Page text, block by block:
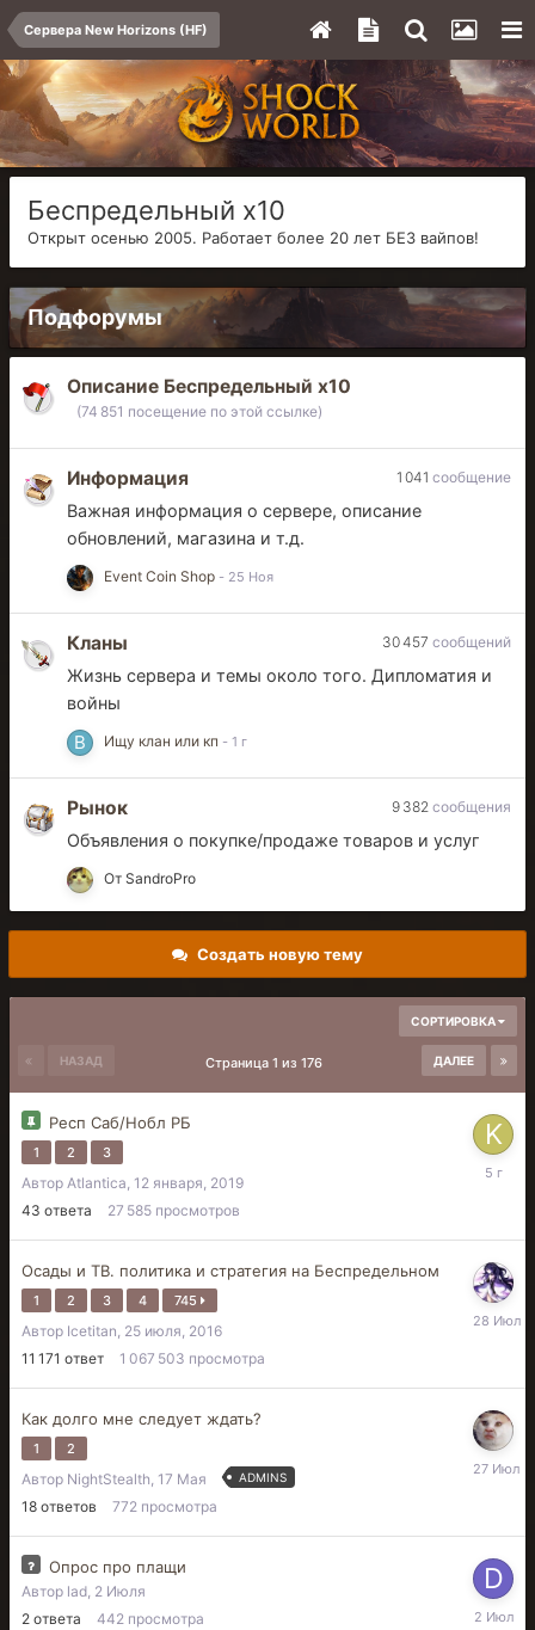
Сервера New Horizons (HF)
Беспредельный x10
Открыт осенью 2005. Работает более 20 лет БЕЗ вайпов!
Подфорумы
Описание Беспредельный x10
(74 851 посещение по этой ссылке)
Информация
Важная информация о сервере, описание
обновлений, магазина и т.д.
1 041 сообщение
Event Coin Shop
Кланы
Жизнь сервера и темы около того. Дипломатия и
войны
30 457 сообщений
Ищу клан или кп
Рынок
Объявления о покупке/продаже товаров и услуг
9 382 сообщения
От SandroPro
Создать новую тему
СОРТИРОВКА
НАЗАД ДАЛЕЕ
Страница 1 из 176
Респ Саб/Нобл РБ
1 2 3
Автор Atlantica 12 января, 2019
43 ответа 27 585 просмотров
12
Осады и ТВ. политика и стратегия на Беспредельном
1 2 3 4 745
Автор Icetitan 25 июля, 2016
11 171 ответ 1 067 503 просмотра
28
Как долго мне следует ждать?
1 2
Автор NightStealth 17 Мая ADMINS
18 ответов 772 просмотра
27
Опрос про плащи
Автор lad, 2 Июля
2 ответа 442 просмотра
2